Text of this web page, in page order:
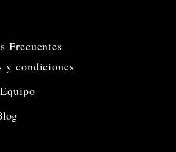
Frecuentes
y condiciones